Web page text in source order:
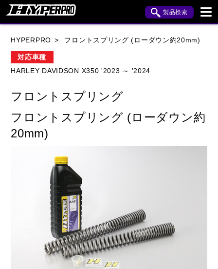
製品検索
BUELL
KTM
MV AGUSTA
TRIUMPH
閉じる
HYPERPRO フロントスプリング (ローダウン約20mm)
対応車種
HARLEY DAVIDSON X350 '2023 ～ '2024
フロントスプリング
フロントスプリング (ローダウン約
20mm)